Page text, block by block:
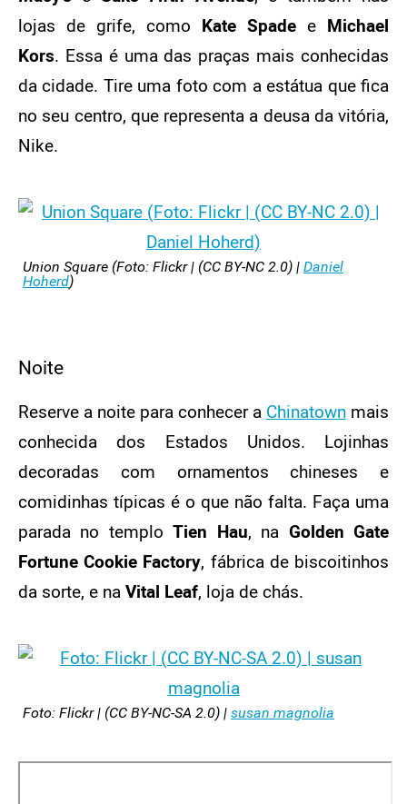
lojas de grife, como Kate Spade e Michael
Kors. Essa é uma das praças mais conhecidas
da cidade. Tire uma foto com a estátua que fica
no seu centro, que representa a deusa da vitória,
Nike.
Union Square (Foto: Flickr | (CC BY-NC 2.0) | Daniel
Hoherd)
Noite
Reserve a noite para conhecer a Chinatown mais
conhecida dos Estados Unidos. Lojinhas
decoradas com ornamentos chineses e
comidinhas típicas é o que não falta. Faça uma
parada no temploTien Hau, na Golden Gate
Fortune Cookie Factory, fábrica de biscoitinhos
da sorte, e na Vital Leaf, loja de chás.
Foto: Flickr | (CC BY-NC-SA 2.0) | susan magnolia